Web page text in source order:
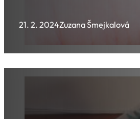
21. 2. 2024Zuzana Šmejkalová